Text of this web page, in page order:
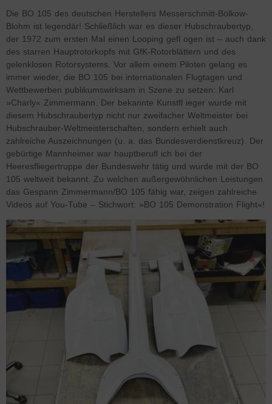
Die BO 105 des deutschen Herstellers Messerschmitt-Bölkow-
Blohm ist legendär! Schließlich war es dieser Hubschraubertyp,
der 1972 zum ersten Mal einen Looping gefl ogen ist – auch dank
des starren Hauptrotorkopfs mit GfK-Rotorblättern und des
gelenklosen Rotorsystems. Vor allem einem Piloten gelang es
immer wieder, die BO 105 bei internationalen Flugtagen und
Wettbewerben publikumswirksam in Szene zu setzen: Karl
»Charly« Zimmermann. Der bekannte Kunstfl ieger wurde mit
diesem Hubschraubertyp nicht nur zweifacher Weltmeister bei
Hubschrauber-Weltmeisterschaften, sondern erhielt auch
zahlreiche Auszeichnungen (u. a. das Bundesverdienstkreuz). Der
gebürtige Mannheimer war hauptberufl ich bei der
Heeresfliegertruppe der Bundeswehr tätig und wurde mit der BO
105 weltweit bekannt. Zu welchen außergewöhnlichen Leistungen
das Gespann Zimmermann/BO 105 fähig war, zeigen zahlreiche
Videos auf You-Tube – Stichwort: »BO 105 Demonstration Flight«!